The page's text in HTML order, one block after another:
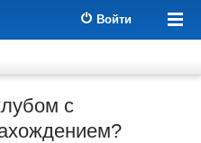
Войти
с